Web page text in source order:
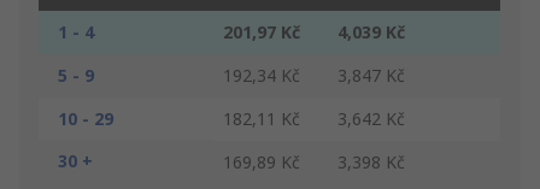
1 - 4 201,97 Kč
4,039 Kč
5 - 9
192,34 Kč
3,847 Kč
10 - 29
182,11 Kč
3,642 Kč
30 +
169,89 Kč 3,398 Kč